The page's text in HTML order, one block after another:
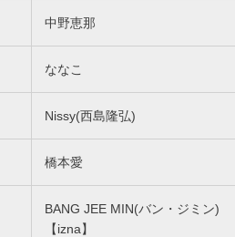
中野恵那
ななこ
Nissy(西島隆弘)
橋本愛
BANG JEE MIN(バン・ジミン)
【izna】